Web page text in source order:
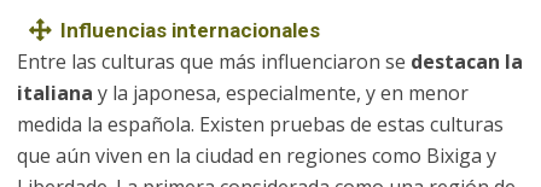
Influencias internacionales
Entre las culturas que más influenciaron se destacan la
italiana y la japonesa, especialmente, y en menor
medida la española. Existen pruebas de estas culturas
que aún viven en la ciudad en regiones como Bixiga y